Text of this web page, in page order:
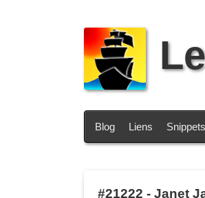
Blog Liens Snippets
#21222 - Janet